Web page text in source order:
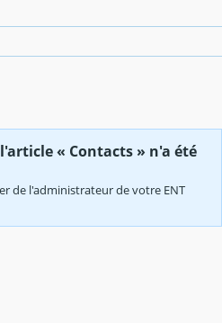
« Contacts » n'a été
de l'administrateur de votre ENT